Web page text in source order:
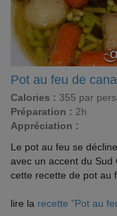
Pot au feu de
Calories : 355 par
Préparation : 2h
Appréciation :
Le pot au feu se
avec un accent du
cette recette de pot au
lire la recette "Pot au